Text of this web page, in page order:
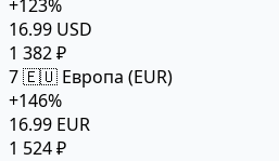
+123%
16.99 USD
1 382 ₽
7🇪🇺 Европа (EUR)
+146%
16.99 EUR
1 524 ₽